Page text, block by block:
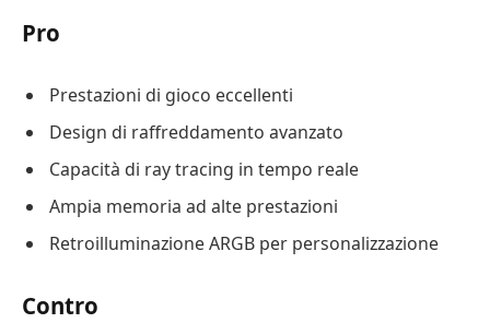
Pro
Prestazioni di gioco eccellenti
Design di raffreddamento avanzato
Capacità di ray tracing in tempo reale
Ampia memoria ad alte prestazioni
Retroilluminazione ARGB per personalizzazione
Contro